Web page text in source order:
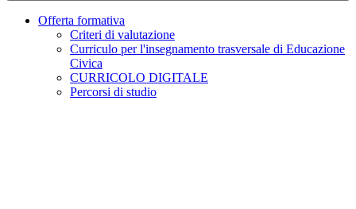
Offerta formativa
Criteri di valutazione
Curriculo per l'insegnamento trasversale di Educazione
Civica
CURRICOLO DIGITALE
Percorsi di studio